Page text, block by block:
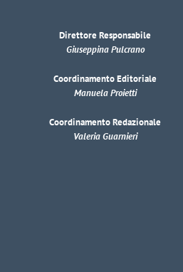
Direttore Responsabile
Giuseppina Pulcrano
Coordinamento Editoriale
Manuela Proietti
Coordinamento Redazionale
Valeria Guarnieri